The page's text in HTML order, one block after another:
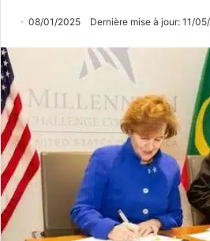
08/01/2025 Dernière mise à jour: 11/